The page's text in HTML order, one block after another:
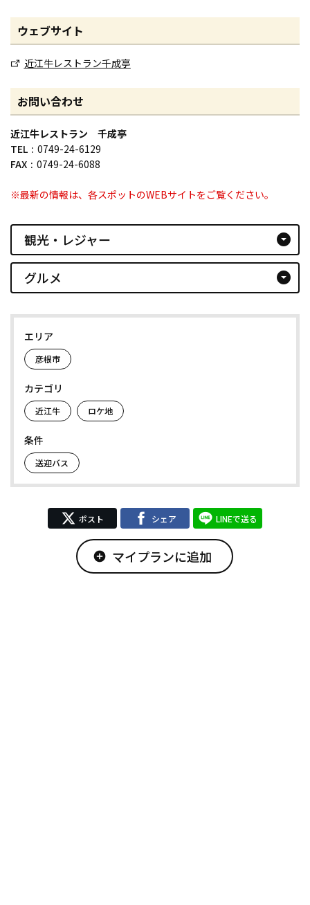
ウェブサイト
近江牛レストラン千成亭
お問い合わせ
近江牛レストラン 千成亭
TEL
0749-24-6129
FAX
0749-24-6088
※最新の情報は、各スポットのWEBサイトをご覧ください。
観光・レジャー arrow_drop_down_circle
グルメ arrow_drop_down_circle
エリア
彦根市
カテゴリ
近江牛 ロケ地
条件
送迎バス
ポスト シェア LINEで送る
add_circle マイプランに追加